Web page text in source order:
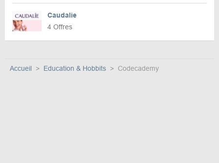
Caudalie
4 Offres
Accueil Education & Hobbits Codecademy